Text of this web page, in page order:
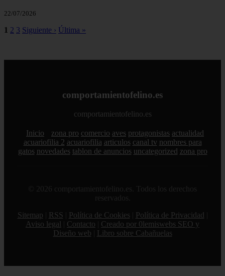
22/07/2026
1 2 3 Siguiente › Última »
comportamientofelino.es
comportamientofelino.es
Inicio zona pro comercio aves protagonistas actualidad
acuariofilia 2 acuariofilia articulos canal tv nombres para
gatos novedades tablon de anuncios uncategorized zona pro
© 2026 comportamientofelino.es. Todos los derechos
reservados.
Sitemap
RSS Política de Cookies Política de Privacidad
Aviso legal
Contacto
Creado por 0lemiswebs SEO y
Diseño web
Libro sobre Cabañuelas